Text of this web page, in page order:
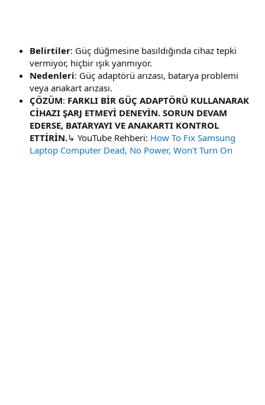
Belirtiler: Güç düğmesine basıldığında cihaz tepki
vermiyor, hiçbir ışık yanmıyor.
Nedenleri: Güç adaptörü arızası, batarya problemi
veya anakart arızası.
ÇÖZÜM: FARKLI BİR GÜÇ ADAPTÖRÜ KULLANARAK
CİHAZI ŞARJ ETMEYİ DENEYİN. SORUN DEVAM
EDERSE, BATARYAYI VE ANAKARTI KONTROL
ETTİRİN.↳ YouTube Rehberi: How To Fix Samsung
Laptop Computer Dead, No Power, Won't Turn On